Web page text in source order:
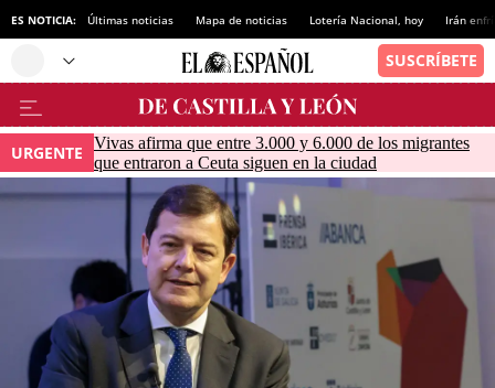
ES NOTICIA: Últimas noticias Mapa de noticias Lotería Nacional, hoy Irán
URGENTE
Vivas afirma que entre 3.000 y 6.000 de los migrantes
que entraron a Ceuta siguen en la ciudad